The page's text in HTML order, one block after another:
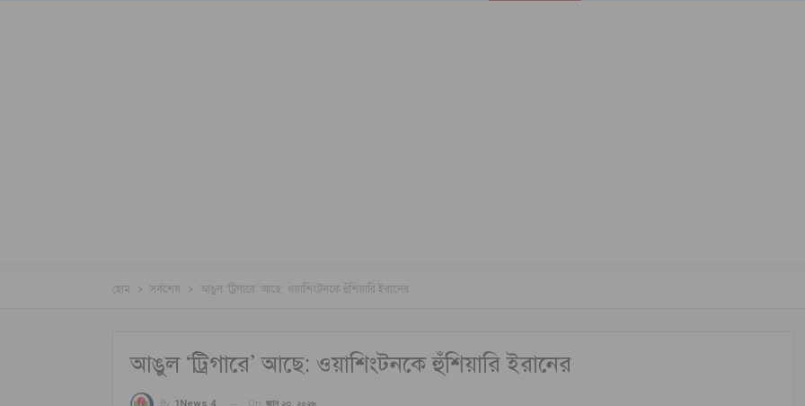
হোম সর্বশেষ আঙুল ‘ট্রিগারে’ আছে: ওয়াশিংটনকে হুঁশিয়ারি ইরানের
আঙুল ‘ট্রিগারে’ আছে: ওয়াশিংটনকে হুঁশিয়ারি ইরানের